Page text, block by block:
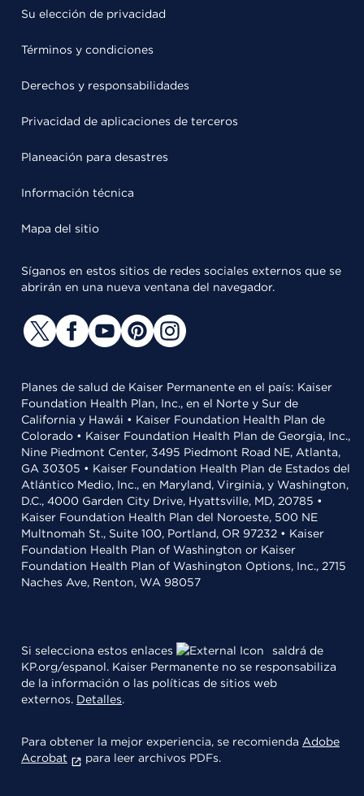
Su elección de privacidad
Términos y condiciones
Derechos y responsabilidades
Privacidad de aplicaciones de terceros
Planeación para desastres
Información técnica
Mapa del sitio
Síganos en estos sitios de redes sociales externos que se
abrirán en una nueva ventana del navegador.
Planes de salud de Kaiser Permanente en el país: Kaiser
Foundation Health Plan, Inc., en el Norte y Sur de
California y Hawái • Kaiser Foundation Health Plan de
Colorado • Kaiser Foundation Health Plan de Georgia, Inc.,
Nine Piedmont Center, 3495 Piedmont Road NE, Atlanta,
GA 30305 • Kaiser Foundation Health Plan de Estados del
Atlántico Medio, Inc., en Maryland, Virginia, y Washington,
D.C., 4000 Garden City Drive, Hyattsville, MD, 20785 •
Kaiser Foundation Health Plan del Noroeste, 500 NE
Multnomah St., Suite 100, Portland, OR 97232 • Kaiser
Foundation Health Plan of Washington or Kaiser
Foundation Health Plan of Washington Options, Inc., 2715
Naches Ave, Renton, WA 98057
Si selecciona estos enlaces
saldrá de
KP.org/espanol. Kaiser Permanente no se responsabiliza
de la información o las políticas de sitios web
externos. Detalles.
Para obtener la mejor experiencia, se recomienda Adobe
Acrobat
para leer archivos PDFs.